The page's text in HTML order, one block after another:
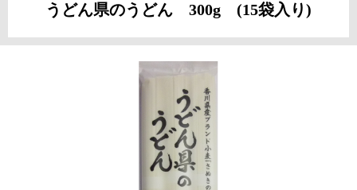
うどん県のうどん 300g (15袋入り)